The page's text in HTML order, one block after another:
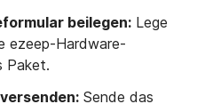
beilegen: Lege
ezeep-Hardware-
Paket.
Sende das